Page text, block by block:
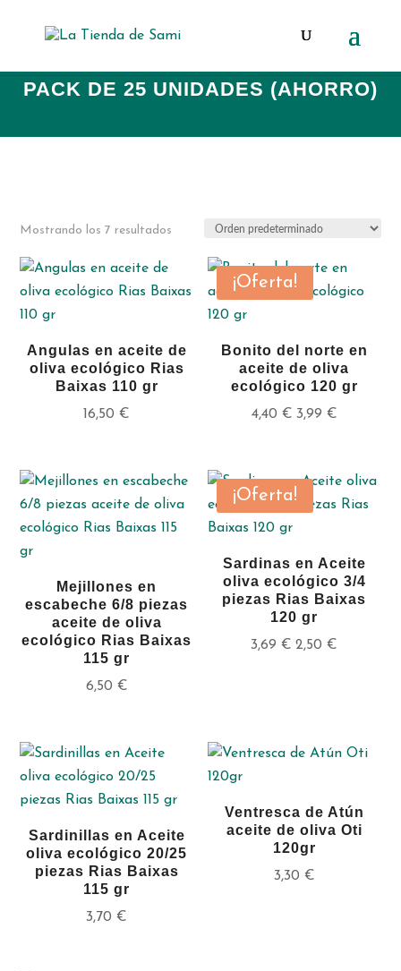
PACK DE 25 UNIDADES (AHORRO)
Mostrando los 7 resultados
Angulas en aceite de
oliva ecológico Rias
Baixas 110 gr
16,50€
¡Oferta!
Bonito del norte en
aceite de oliva
ecológico 120 gr
4,40 € 3,99 €
Mejillones en
escabeche 6/8 piezas
aceite de oliva
ecológico Rias Baixas
115 gr
6,50 €
¡Oferta!
Sardinas en Aceite
oliva ecológico 3/4
piezas Rias Baixas
120 gr
3,69€ 2,50€
Sardinillas en Aceite
oliva ecológico 20/25
piezas Rias Baixas
115 gr
3,70€
Ventresca de Atún
aceite de oliva Oti
120gr
3,30 €